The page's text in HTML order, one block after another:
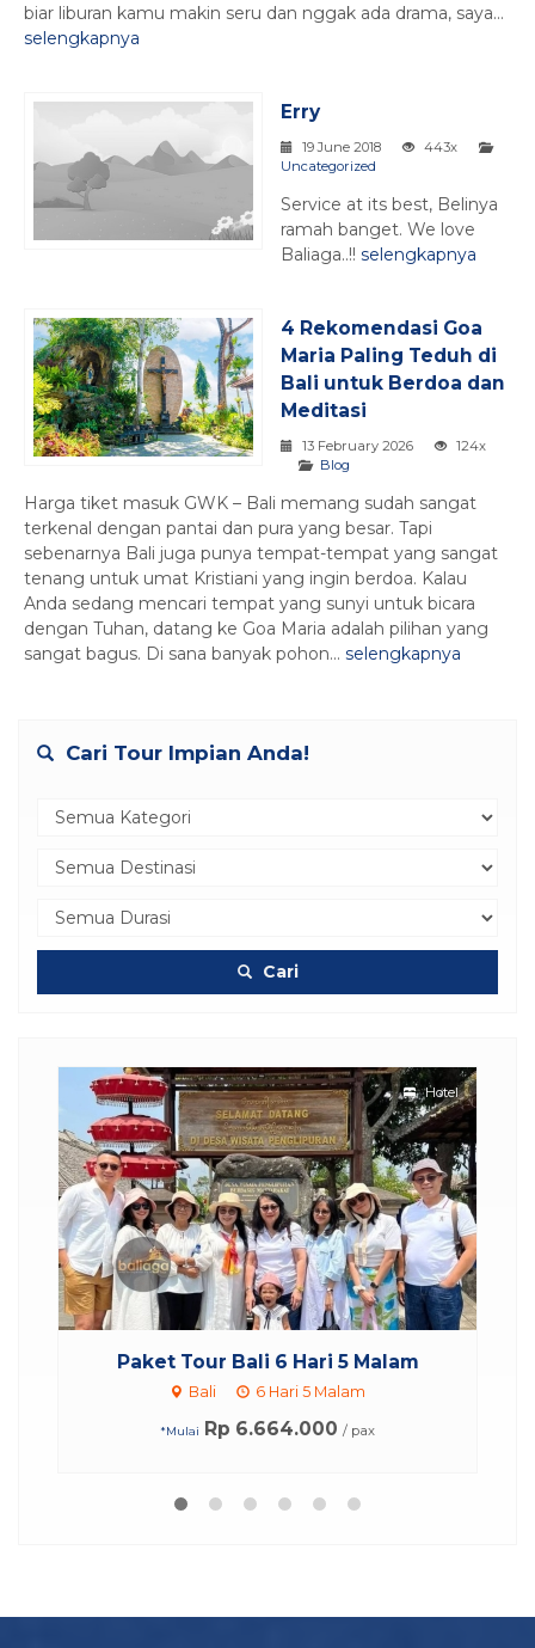
biar liburan kamu makin seru dan nggak ada drama, saya...
selengkapnya
Erry
19 June 2018
443x
Uncategorized
Service at its best, Belinya
ramah banget. We love
Baliaga..!! selengkapnya
4 Rekomendasi Goa
Maria Paling Teduh di
Bali untuk Berdoa dan
Meditasi
13 February 2026
124x
Blog
Harga tiket masuk GWK – Bali memang sudah sangat
terkenal dengan pantai dan pura yang besar. Tapi
sebenarnya Bali juga punya tempat-tempat yang sangat
tenang untuk umat Kristiani yang ingin berdoa. Kalau
Anda sedang mencari tempat yang sunyi untuk bicara
dengan Tuhan, datang ke Goa Maria adalah pilihan yang
sangat bagus. Di sana banyak pohon... selengkapnya
Cari Tour Impian Anda!
Cari
Paket Tour Trekking Gunung Batur...
Bali 15 Jam
*Mulai Rp 1.605.000 / pax